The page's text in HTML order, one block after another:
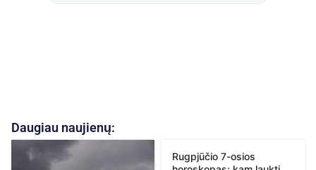
Daugiau naujienų:
Rugpjūčio 7-osios